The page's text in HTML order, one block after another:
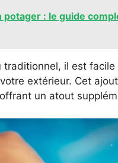
potager : le guide
il est facile
extérieur. Cet
un atout